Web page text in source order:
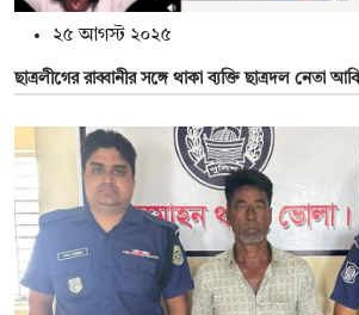
২৫ আগস্ট ২০২৫
ছাত্রলীগের রাব্বানীর সঙ্গে থাকা ব্যক্তি ছাত্রদল নেতা